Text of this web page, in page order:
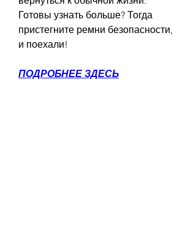
Готовы узнать больше? Тогда
пристегните ремни безопасности,
и поехали!
ПОДРОБНЕЕ ЗДЕСЬ